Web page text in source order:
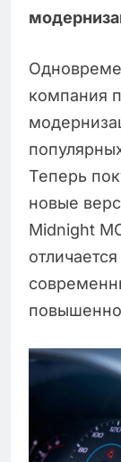
компания
Теперь
новые
Midnight